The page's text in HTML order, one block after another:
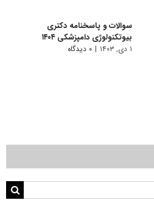
سوالات و پاسخنامه دکتری
بیوتکنولوژی دامپزشکی ۱۴۰۴
۱ دی, ۱۴۰۳ | ۰ دیدگاه